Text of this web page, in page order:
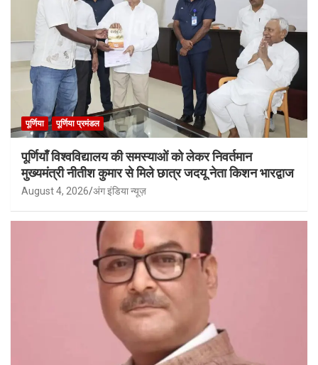
पूर्णिया पूर्णिया प्रमंडल
पूर्णियाँ विश्वविद्यालय की समस्याओं को लेकर निवर्तमान
मुख्यमंत्री नीतीश कुमार से मिले छात्र जदयू नेता किशन भारद्वाज
August 4, 2026 अंग इंडिया न्यूज़